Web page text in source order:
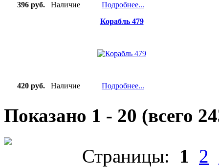
396 руб. Наличие
Подробнее...
Корабль 479
420 руб. Наличие Подробнее...
Показано 1 - 20 (всего
Страницы: 1 2